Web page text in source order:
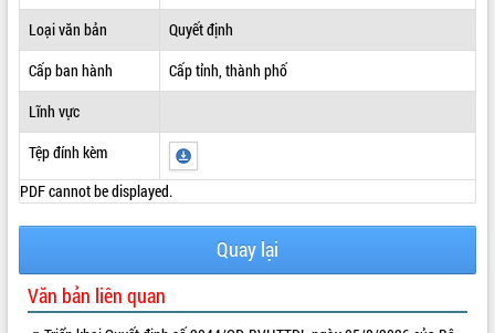
VIDEO
Loại văn bản
Quyết định
Cấp ban hành
Cấp tỉnh, thành phố
Lĩnh vực
Tệp đính kèm
PDF cannot be displayed.
Quay lại
Văn bản liên quan